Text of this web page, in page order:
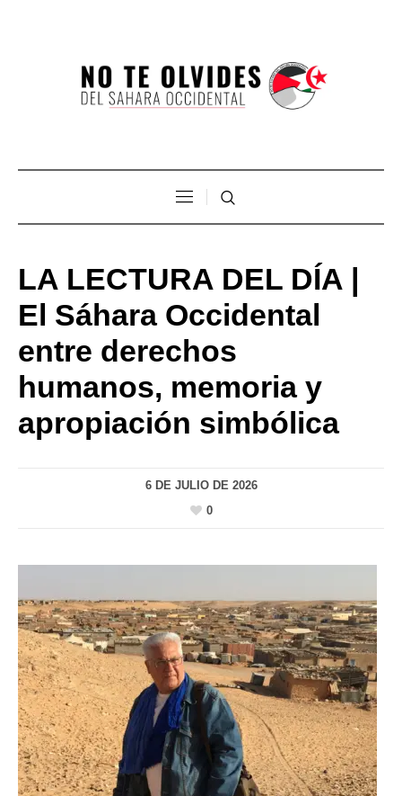
LA LECTURA DEL DÍA |
El Sáhara Occidental
entre derechos
humanos, memoria y
apropiación simbólica
6 DE JULIO DE 2026
0